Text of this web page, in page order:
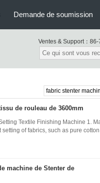
Demande de soumission
Ventes & Support： 86-
de rouleau de 3600mm
Textile Finishing Machine 1.
of fabrics, such as pure
machine de Stenter de